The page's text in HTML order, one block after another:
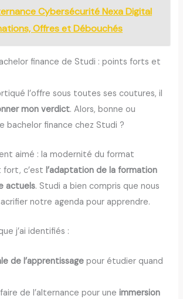
Cybersécurité Nexa Digital
Offres et Débouchés
finance de Studi : points forts et
l’offre sous toutes ses coutures, il
mon verdict. Alors, bonne ou
bachelor finance chez Studi ?
aimé : la modernité du format
fort, c’estl’adaptation de la formation
actuels. Studi a bien compris que nous
notre agenda pour apprendre.
j’ai identifiés :
de l’apprentissage pour étudier quand
de l’alternance pour uneimmersion